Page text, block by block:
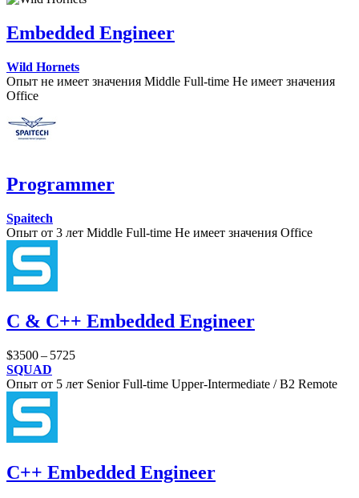
Embedded Engineer
Wild Hornets
Опыт не имеет значения Middle Full-time Не имеет значения
Office
Programmer
Spaitech
Опыт от 3 лет Middle Full-time Не имеет значения Office
С & C++ Embedded Engineer
$3500 – 5725
SQUAD
Опыт от 5 лет Senior Full-time Upper-Intermediate / B2 Remote
C++ Embedded Engineer